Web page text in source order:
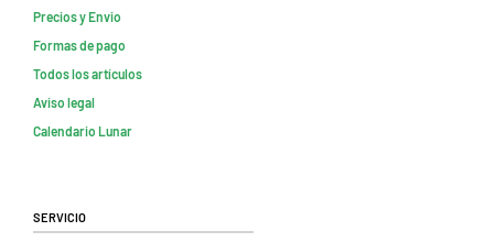
Precios y Envio
Formas de pago
Todos los artículos
Aviso legal
Calendario Lunar
Servicio